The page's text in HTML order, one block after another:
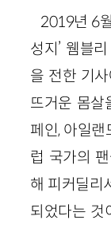
2019년 6
성지’ 웸블
을 전한 기
뜨거운 몸살
페인, 아일랜
럽 국가의
해 피커딜리
되었다는 것